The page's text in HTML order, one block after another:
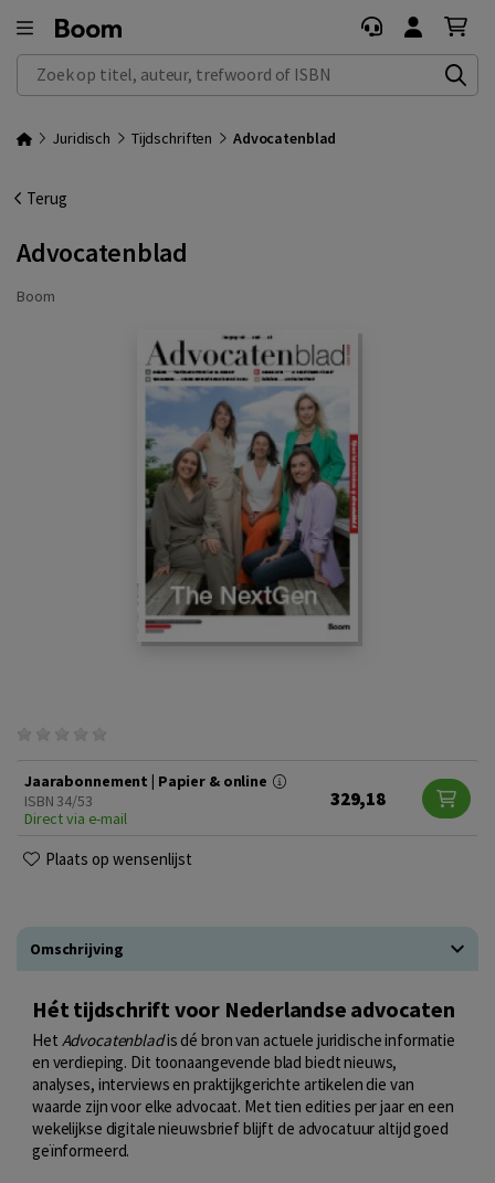
Zoek op titel, auteur, trefwoord of ISBN
Juridisch Tijdschriften Advocatenblad
Terug
Advocatenblad
Boom
Jaarabonnement | Papier & online
ISBN 34/53
Direct via e-mail
329,18
Plaats op wensenlijst
Omschrijving
Hét tijdschrift voor Nederlandse advocaten
Het Advocatenbladis dé bron van actuele juridische informatie
en verdieping. Dit toonaangevende blad biedt nieuws,
analyses, interviews en praktijkgerichte artikelen die van
waarde zijn voor elke advocaat. Met tien edities per jaar en een
wekelijkse digitale nieuwsbrief blijft de advocatuur altijd goed
geïnformeerd.